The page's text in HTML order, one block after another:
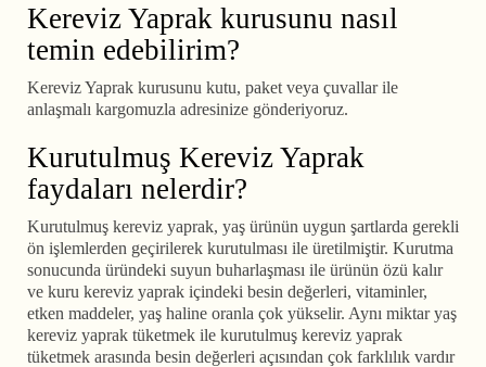
Kereviz Yaprak kurusunu nasıl
temin edebilirim?
Kereviz Yaprak kurusunu kutu, paket veya çuvallar ile
anlaşmalı kargomuzla adresinize gönderiyoruz.
Kurutulmuş Kereviz Yaprak
faydaları nelerdir?
Kurutulmuş kereviz yaprak, yaş ürünün uygun şartlarda gerekli
ön işlemlerden geçirilerek kurutulması ile üretilmiştir. Kurutma
sonucunda üründeki suyun buharlaşması ile ürünün özü kalır
ve kuru kereviz yaprak içindeki besin değerleri, vitaminler,
etken maddeler, yaş haline oranla çok yükselir. Aynı miktar yaş
kereviz yaprak tüketmek ile kurutulmuş kereviz yaprak
tüketmek arasında besin değerleri açısından çok farklılık vardır